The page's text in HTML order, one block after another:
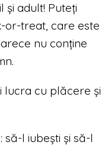
adult! Puteți
or-treat, care este
nu conține
lucra cu plăcere și
să-l iubești și să-l